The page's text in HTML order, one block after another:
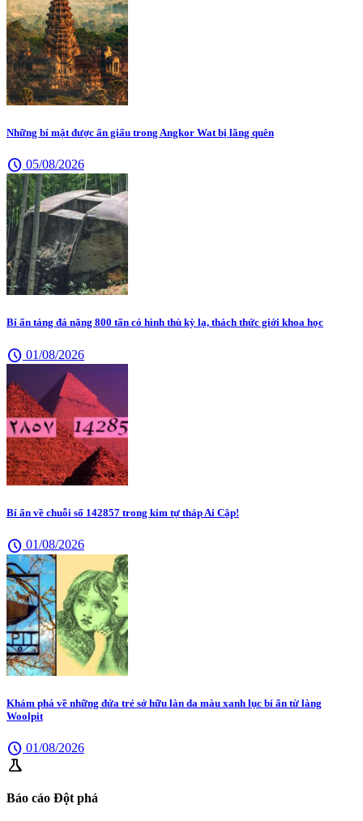
Những bí mật được ẩn giấu trong Angkor Wat bị lãng quên
schedule 05/08/2026
Bí ẩn tảng đá nặng 800 tấn có hình thù kỳ lạ, thách thức giới khoa học
schedule 01/08/2026
Bí ẩn về chuỗi số 142857 trong kim tự tháp Ai Cập!
schedule 01/08/2026
Khám phá về những đứa trẻ sở hữu làn da màu xanh lục bí ẩn từ làng
Woolpit
schedule 01/08/2026
science
Báo cáo Đột phá